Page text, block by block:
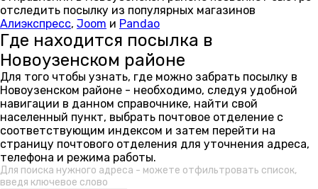
отследить посылку из популярных магазинов
Алиэкспресс, Joom и Pandao
Где находится посылка в
Новоузенском районе
Для того чтобы узнать, где можно забрать посылку в
Новоузенском районе - необходимо, следуя удобной
навигации в данном справочнике, найти свой
населенный пункт, выбрать почтовое отделение с
соответствующим индексом и затем перейти на
страницу почтового отделения для уточнения адреса,
телефона и режима работы.
Для поиска нужного адреса - можете отфильтровать список,
введя ключевое слово